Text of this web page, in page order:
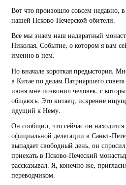
Вот что произошло совсем недавно,
нашей Псково-Печерской обители.
Все мы знаем наш надвратный
Николая. Событие, о котором я вам
именно в нем.
Но вначале короткая предыстория.
в Китае по делам Патриаршего
июня мне позвонил человек, с
общаюсь. Это китаец, искренне
идущий к Нему.
Он сообщил, что сейчас он находится
официальной делегации в Санкт-
выпадает свободный день, он
приехать в Псково-Печеский
рассказывал. Я, конечно же,
переводчиком.